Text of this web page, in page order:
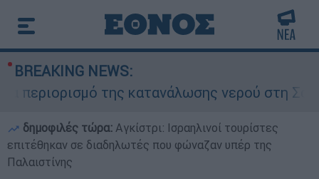
BREAKING NEWS:
της κατανάλωσης νερού στη
δημοφιλές τώρα: Αγκίστρι: Ισραηλινοί τουρίστες
επιτέθηκαν σε διαδηλωτές που φώναζαν υπέρ της
Παλαιστίνης